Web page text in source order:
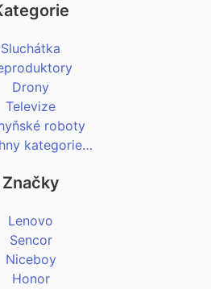
Sluchátka
Drony
Televize
roboty
kategorie…
Značky
Lenovo
Sencor
Niceboy
Honor